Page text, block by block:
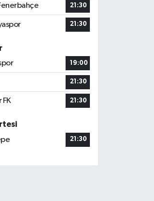
21:30
21:30
19:00
21:30
FK 21:30
21:30